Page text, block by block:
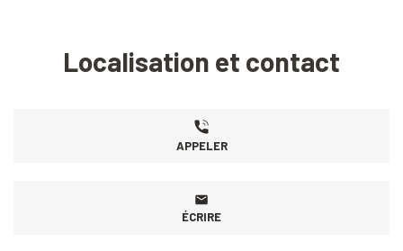
Localisation et contact
APPELER
ÉCRIRE